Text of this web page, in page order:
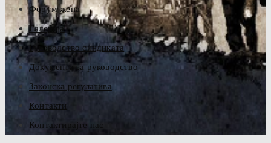
Форум жена
Галерија
Руководство синдиката
Документа за руководство
Законска регулатива
Контакти
Контактирајте нас